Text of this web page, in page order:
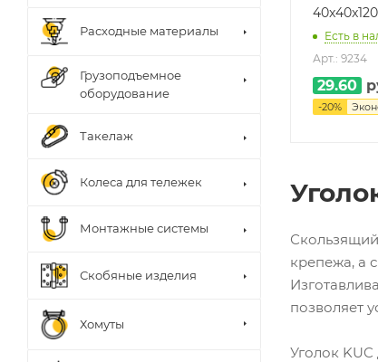
Есть в
Арт.: 9234
29.60
-20%
Скользящий
крепежа, а
позволяет
Уголок
Расходные материалы
Грузоподъемное
оборудование
Такелаж
Колеса для тележек
Монтажные системы
Скобяные изделия
Хомуты